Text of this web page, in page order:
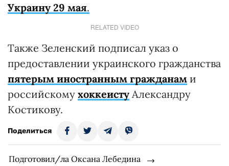
Украину 29 мая.
RELATED VIDEO
Также Зеленский подписал указ о
предоставлении украинского гражданства
пятерым иностранным гражданам и
российскому хоккеисту Александру
Костикову.
Поделиться
Подготовил/ла Оксана Лебедина